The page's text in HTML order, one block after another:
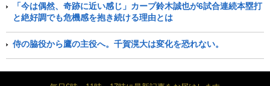
「今は偶然、奇跡に近い感じ」カープ鈴木誠也が6試合連続本塁打
と絶好調でも危機感を抱き続ける理由とは
侍の脇役から鷹の主役へ。千賀滉大は変化を恐れない。